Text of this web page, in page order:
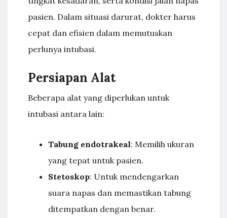
pasien. Dalam situasi darurat, dokter harus
cepat dan efisien dalam memutuskan
perlunya intubasi.
Persiapan Alat
Beberapa alat yang diperlukan untuk
intubasi antara lain:
Tabung endotrakeal: Memilih ukuran
yang tepat untuk pasien.
Stetoskop: Untuk mendengarkan
suara napas dan memastikan tabung
ditempatkan dengan benar.